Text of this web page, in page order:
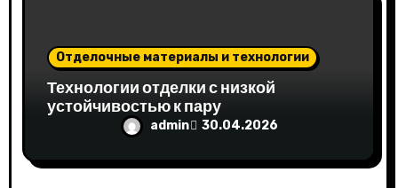
Отделочные материалы и технологии
Технологии отделки с низкой
устойчивостью к пару
admin 30.04.2026